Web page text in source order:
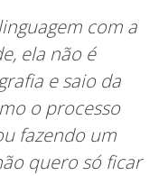
com a
ela não é
e saio da
o processo
fazendo um
quero só ficar